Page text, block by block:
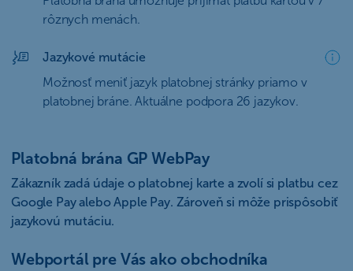
rôznych menách.
Jazykové mutácie
Možnosť meniť jazyk platobnej stránky priamo v
platobnej bráne. Aktuálne podpora 26 jazykov.
Platobná brána GP WebPay
Zákazník zadá údaje o platobnej karte a zvolí si platbu cez
Google Pay alebo Apple Pay. Zároveň si môže prispôsobiť
jazykovú mutáciu.
Webportál pre Vás ako obchodníka